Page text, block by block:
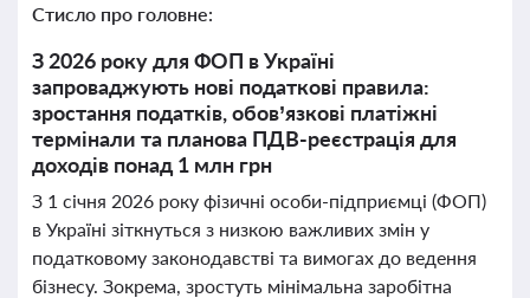
Стисло про головне:
З 2026 року для ФОП в Україні
запроваджують нові податкові правила:
зростання податків, обов’язкові платіжні
термінали та планова ПДВ-реєстрація для
доходів понад 1 млн грн
З 1 січня 2026 року фізичні особи-підприємці (ФОП)
в Україні зіткнуться з низкою важливих змін у
податковому законодавстві та вимогах до ведення
бізнесу. Зокрема, зростуть мінімальна заробітна